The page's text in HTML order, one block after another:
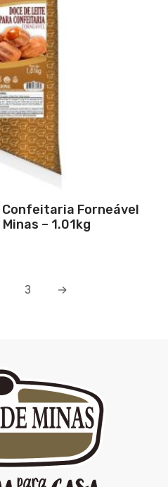
Confeitaria Forneável
– 1.01kg
3 →